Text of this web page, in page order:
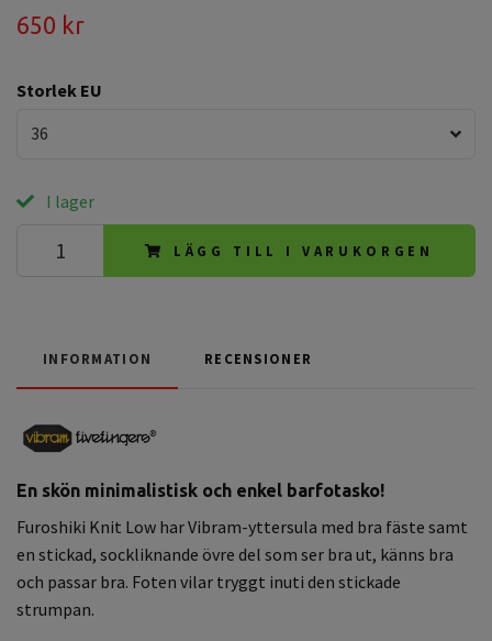
650 kr
Storlek EU
36
I lager
LÄGG TILL I VARUKORGEN
INFORMATION RECENSIONER
En skön minimalistisk och enkel barfotasko!
Furoshiki Knit Low har Vibram-yttersula med bra fäste samt
en stickad, sockliknande övre del som ser bra ut, känns bra
och passar bra. Foten vilar tryggt inuti den stickade
strumpan.